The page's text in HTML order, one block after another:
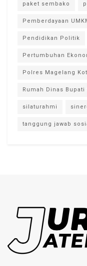
paket sembako
Pemberdayaan
Pendidikan Politik
Pertumbuhan
Polres Magelang
Rumah Dinas Bupati
silaturahmi
tanggung jawab